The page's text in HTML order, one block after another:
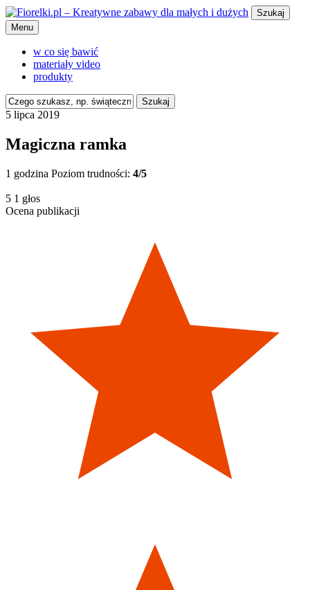
Szukaj
Menu
w co się bawić
materiały video
produkty
Szukaj
5 lipca 2019
Magiczna ramka
1 godzina Poziom trudności: 4/5
5 1 głos
Ocena publikacji